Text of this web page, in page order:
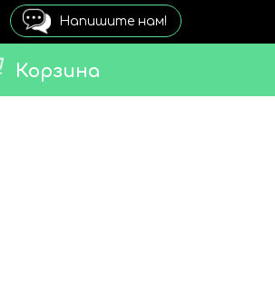
Корзина
Напишите нам!